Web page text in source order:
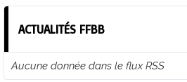
ACTUALITÉS FFBB
Aucune donnée dans le flux RSS